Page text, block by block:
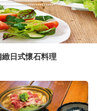
緻日式懷石料理